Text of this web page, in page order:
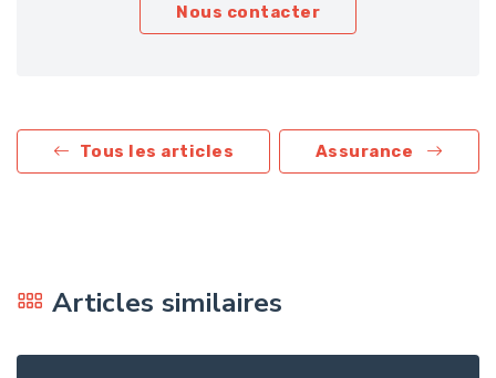
Nous contacter
Tous les articles Assurance
Articles similaires